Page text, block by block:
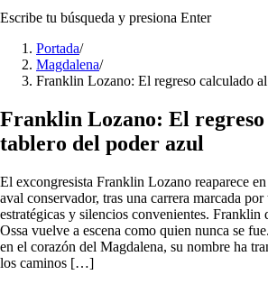
Escribe tu búsqueda y presiona Enter
Portada/
Magdalena/
Franklin Lozano: El regreso calculado
Franklin Lozano: El regreso
tablero del poder azul
El excongresista Franklin Lozano reaparece
aval conservador, tras una carrera marcada
estratégicas y silencios convenientes.
Ossa vuelve a escena como quien nunca se
en el corazón del Magdalena, su nombre ha
los caminos […]